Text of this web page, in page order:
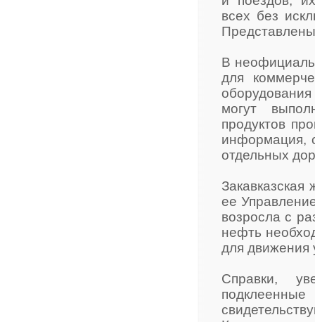
всех без
В
для
могут
продуктов
информация,
отдельных
ее
возросла с
нефть
для движения
Справки,